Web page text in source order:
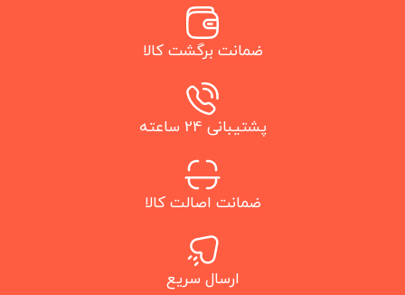
ضمانت برگشت کالا
پشتیبانی 24 ساعته
ضمانت اصالت کالا
ارسال سریع